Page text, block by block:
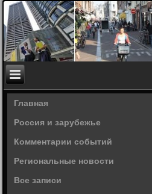
Главная
Россия и зарубежье
Комментарии событий
Региональные новости
Все записи